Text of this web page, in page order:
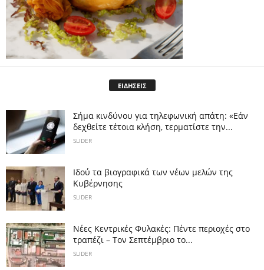
ΕΙΔΗΣΕΙΣ
Σήμα κινδύνου για τηλεφωνική απάτη: «Εάν
δεχθείτε τέτοια κλήση, τερματίστε την...
SLIDER
Ιδού τα βιογραφικά των νέων μελών της
Κυβέρνησης
SLIDER
Νέες Κεντρικές Φυλακές: Πέντε περιοχές στο
τραπέζι – Τον Σεπτέμβριο το...
SLIDER